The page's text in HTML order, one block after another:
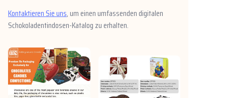
Kontaktieren Sie uns, um einen umfassenden digitalen
Schokoladentindosen-Katalog zu erhalten.